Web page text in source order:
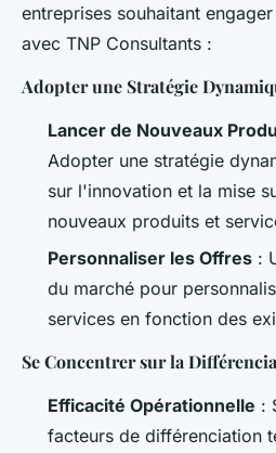
entreprises souhaitant
avec TNP Consultants :
Adopter une Stratégie
Lancer de Nouveaux
Adopter une stratégie
sur l'innovation et la mise
nouveaux produits et
Personnaliser les Offres :
du marché pour
services en fonction des
Se Concentrer sur la
Efficacité Opérationnelle :
facteurs de différenciation